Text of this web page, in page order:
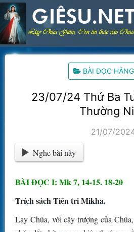
Skip
to
content
BÀI ĐỌC
23/07/24 Thứ Ba
Thường
21/07/
Nghe bài này
BÀI ĐỌC I: Mk 7, 14-15. 18-20
Trích sách Tiên tri Mikha.
Lạy Chúa, với cây trượng của